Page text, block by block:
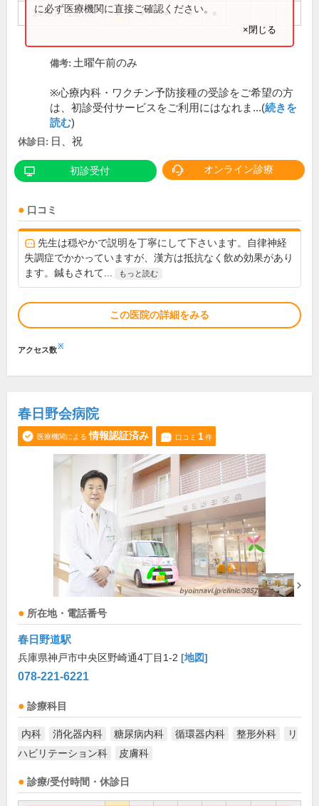
14:30～18:00 ● ● ● ●
に必ず医療機関に直接ご確認ください。
×閉じる
備考: 土曜午前のみ
※心療内科・ワクチン予防接種の受診をご希望の方
は、初診受付サービスをご利用にはなれま...(続きを
読む)
休診日: 日、祝
初診受付 オンライン診療
口コミ
先生は穏やかで説明を丁寧にして下さいます。自律神経
失調症でかかっていますが、漢方は抵抗なく飲め効果があり
ます。鍼もされて...
もっと読む
この医院の詳細をみる
アクセス数※
春日野会病院
医療機関による 情報認証済み 口コミ 1件
所在地・電話番号
春日野道駅
兵庫県神戸市中央区野崎通4丁目1-2 [地図]
078-221-6221
診療科目
内科 消化器内科 糖尿病内科 循環器内科 整形外科
リ
ハビリテーション科
皮膚科
診療/受付時間・休診日